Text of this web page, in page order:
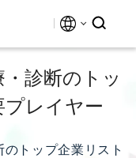
診断のトッ
プレイヤー
トップ企業リスト